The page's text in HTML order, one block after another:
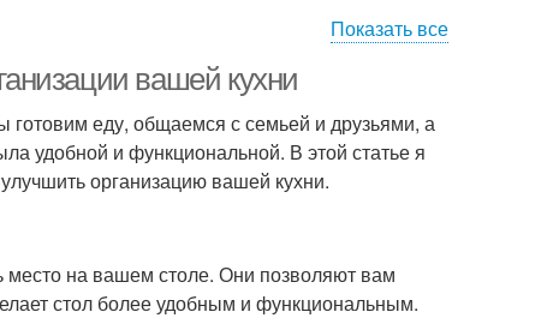
Показать все
вашей кухни
еду, общаемся с семьей и друзьями, а
удобной и функциональной. В этой статье я
организацию вашей кухни.
место на вашем столе. Они позволяют вам
стол более удобным и функциональным.